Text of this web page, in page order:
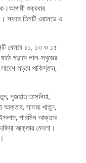
শুক্রবার
সফরে তিনটি ওয়ানডে ও
খেলবে ১১, ১৩ ও ১৫
গড়াবে লাল-সবুজের
লড়বে পাকিস্তান,
নুজহাত তাসনিয়া,
আক্তার, সালমা খাতুন,
শারমিন আক্তার
আক্তার মেঘলা।